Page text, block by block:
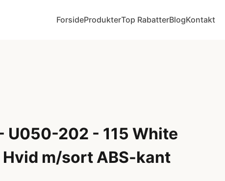
ForsideProdukterTop RabatterBlogKontakt
U050-202 - 115 White
Hvid m/sort ABS-kant